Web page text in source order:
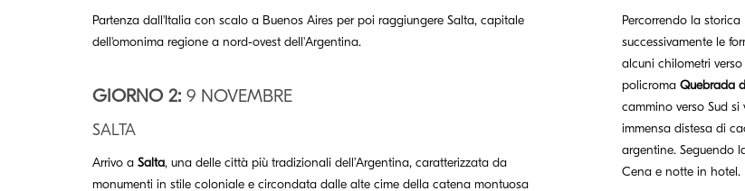
Partenza dall'Italia con scalo a Buenos Aires per poi raggiungere Salta, capitale
dell'omonima regione a nord-ovest dell'Argentina.
GIORNO 2: 9 NOVEMBRE
SALTA
Arrivo a Salta, una delle città più tradizionali dell’Argentina, caratterizzata da
monumenti in stile coloniale e circondata dalle alte cime della catena montuosa
Percorrendo la
successivamente le
alcuni chilometri
policroma Quebrada
cammino verso Sud
immensa distesa di
argentine. Seguendo
Cena e notte in hotel.